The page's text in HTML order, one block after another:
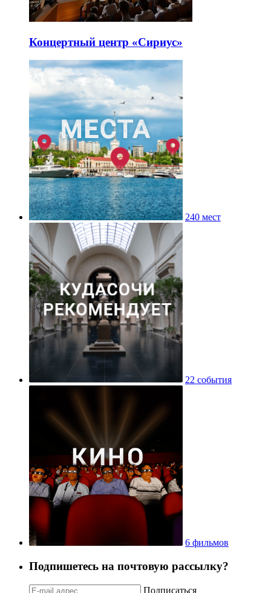
Концертный центр «Сириус»
240 мест
22 события
6 фильмов
Подпишетесь на почтовую рассылку?
Подписаться